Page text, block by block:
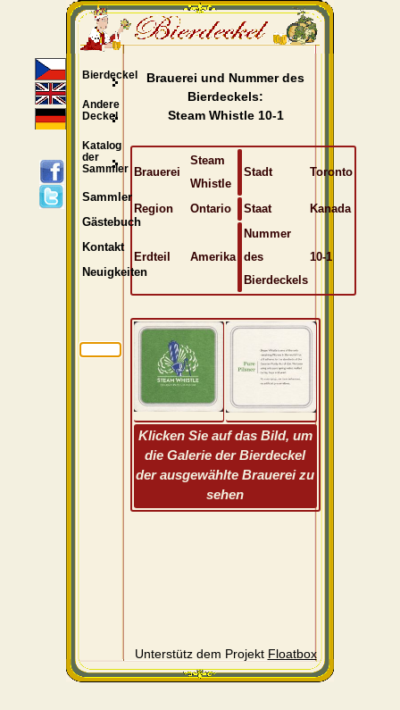
Brauerei und Nummer des
Bierdeckels:
Steam Whistle 10-1
Brauerei
Steam
Whistle
Stadt Toronto
Region Ontario Staat Kanada
Erdteil Amerika
Nummer
des
Bierdeckels
10-1
Klicken Sie auf das Bild, um
die Galerie der Bierdeckel
der ausgewählte Brauerei zu
sehen
Unterstütz dem Projekt Floatbox
Bierdeckel
Andere
Deckel
Katalog
der
Sammler
Sammler
Gästebuch
Kontakt
Neuigkeiten